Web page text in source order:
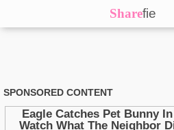
Sharefie